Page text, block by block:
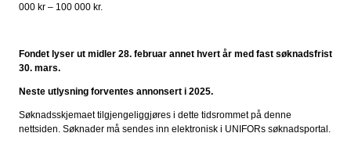
000 kr – 100 000 kr.
Fondet lyser ut midler 28. februar annet hvert år med fast søknadsfrist
30. mars.
Neste utlysning forventes annonsert i 2025.
Søknadsskjemaet tilgjengeliggjøres i dette tidsrommet på denne
nettsiden. Søknader må sendes inn elektronisk i UNIFORs søknadsportal.